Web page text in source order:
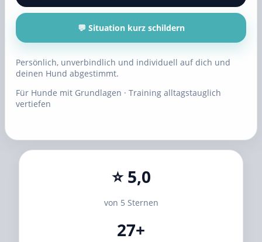
💬 Situation kurz schildern
Persönlich, unverbindlich und individuell auf dich und
deinen Hund abgestimmt.
Für Hunde mit Grundlagen · Training alltagstauglich
vertiefen
⭐ 5,0
von 5 Sternen
27+